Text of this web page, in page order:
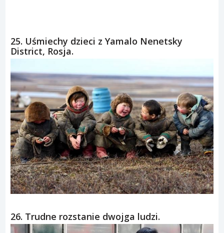
25. Uśmiechy dzieci z Yamalo Nenetsky
District, Rosja.
26. Trudne rozstanie dwojga ludzi.